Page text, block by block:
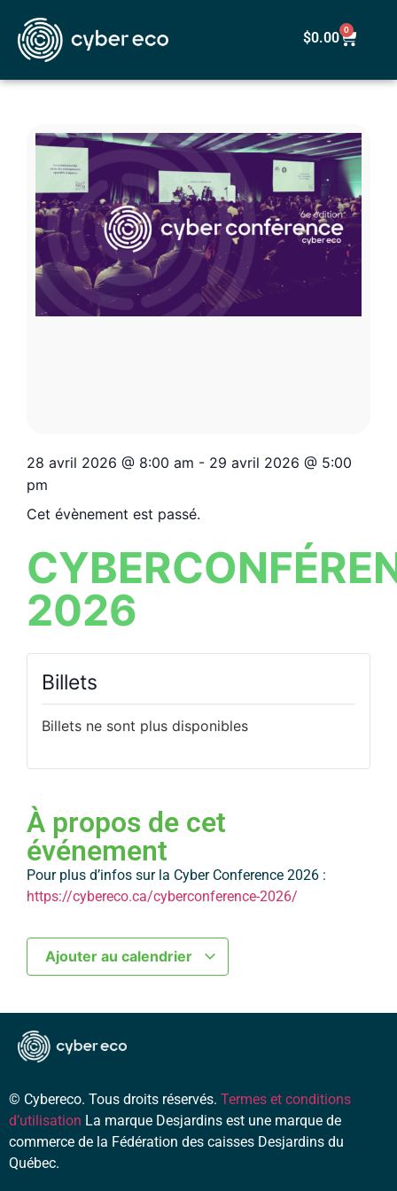
$0.00 0
28 avril 2026 @ 8:00 am - 29 avril 2026 @ 5:00
pm
Cet évènement est passé.
2026
Billets
Billets ne sont plus disponibles
À propos de cet
événement
Pour plus d’infos sur la Cyber Conference 2026 :
https://cybereco.ca/cyberconference-2026/
Ajouter au calendrier
© Cybereco. Tous droits réservés. Termes et conditions
d’utilisation La marque Desjardins est une marque de
commerce de la Fédération des caisses Desjardins du
Québec.